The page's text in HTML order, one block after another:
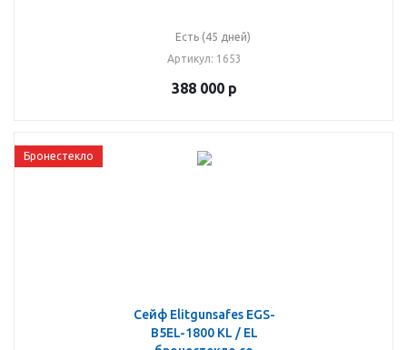
Есть (45 дней)
Артикул: 1653
388 000р
Бронестекло
Сейф Elitgunsafes EGS-
B5EL-1800 KL / EL